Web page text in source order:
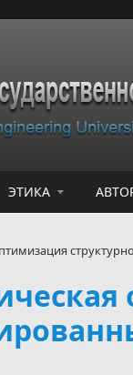
ЭТИКА